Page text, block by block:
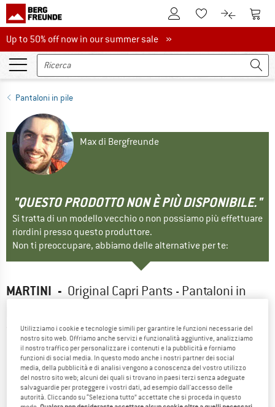
Al conto clienteAlla lista
Al Al
Up to 50% off now in our summer sale
Up to 50% off now in our summer sale »
Pantaloni in pile
Max di Bergfreunde
"QUESTO PRODOTTO NON È PIÙ DISPONIBILE."
Si tratta di un modello vecchio o non possiamo più effettuare
riordini presso questo produttore.
Non ti preoccupare, abbiamo delle alternative per te:
MARTINI - Original Capri Pants - Pantaloni in
(0)
Utilizziamo i cookie e tecnologie simili per garantire le funzioni necessarie del
nostro sito web. Offriamo anche servizi e funzionalità aggiuntive, analizziamo
il nostro traffico per personalizzare i contenuti e la pubblicità e forniamo
funzioni di social media. In questo modo anche i nostri partner dei social
media, della pubblicità e di analisi vengono a conoscenza del vostro utilizzo
del nostro sito web; alcuni dei quali si trovano in paesi terzi senza adeguate
salvaguardie per proteggere i vostri dati, ad esempio dall'accesso delle
autorità. Cliccando su “Seleziona tutto” accettate che si proceda in questo